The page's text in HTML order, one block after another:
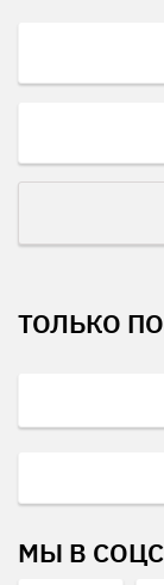
ТОЛЬКО
МЫ В